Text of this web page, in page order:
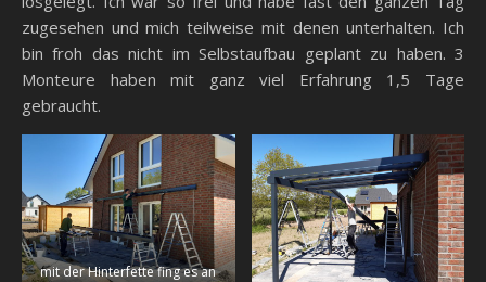
zugesehen und mich teilweise mit denen unterhalten. Ich
bin froh das nicht im Selbstaufbau geplant zu haben. 3
Monteure haben mit ganz viel Erfahrung 1,5 Tage
gebraucht.
mit der Hinterfette fing es an